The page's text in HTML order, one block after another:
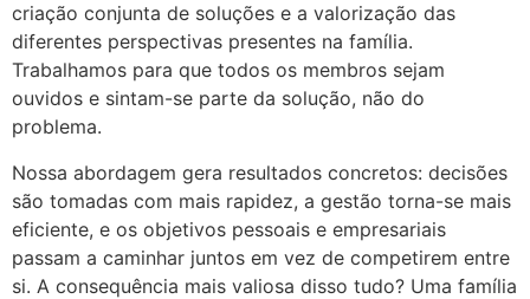
criação conjunta de soluções e a valorização das
diferentes perspectivas presentes na família.
Trabalhamos para que todos os membros sejam
ouvidos e sintam-se parte da solução, não do
problema.
Nossa abordagem gera resultados concretos: decisões
são tomadas com mais rapidez, a gestão torna-se mais
eficiente, e os objetivos pessoais e empresariais
passam a caminhar juntos em vez de competirem entre
si. A consequência mais valiosa disso tudo? Uma família